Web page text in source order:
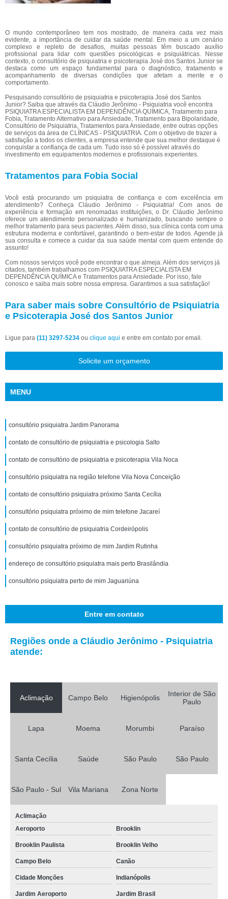
O mundo contemporâneo tem nos mostrado, de maneira cada vez mais
evidente, a importância de cuidar da saúde mental. Em meio a um cenário
complexo e repleto de desafios, muitas pessoas têm buscado auxílio
profissional para lidar com questões psicológicas e psiquiátricas. Nesse
contexto, o consultório de psiquiatria e psicoterapia José dos Santos Junior se
destaca como um espaço fundamental para o diagnóstico, tratamento e
acompanhamento de diversas condições que afetam a mente e o
comportamento.
Pesquisando consultório de psiquiatria e psicoterapia José dos Santos
Junior? Saiba que através da Cláudio Jerônimo - Psiquiatria você encontra
PSIQUIATRA ESPECIALISTA EM DEPENDÊNCIA QUÍMICA, Tratamento para
Fobia, Tratamento Alternativo para Ansiedade, Tratamento para Bipolaridade,
Consultório de Psiquiatria, Tratamentos para Ansiedade, entre outras opções
de serviços da área de CLÍNICAS - PSIQUIATRIA. Com o objetivo de trazer a
satisfação a todos os clientes, a empresa entende que sua melhor destaque é
conquistar a confiança de cada um. Tudo isso só é possível através do
investimento em equipamentos modernos e profissionais experientes.
Tratamentos para Fobia Social
Você está procurando um psiquiatra de confiança e com excelência em
atendimento? Conheça Cláudio Jerônimo - Psiquiatria! Com anos de
experiência e formação em renomadas instituições, o Dr. Cláudio Jerônimo
oferece um atendimento personalizado e humanizado, buscando sempre o
melhor tratamento para seus pacientes. Além disso, sua clínica conta com uma
estrutura moderna e confortável, garantindo o bem-estar de todos. Agende já
sua consulta e comece a cuidar da sua saúde mental com quem entende do
assunto!
Com nossos serviços você pode encontrar o que almeja. Além dos serviços já
citados, também trabalhamos com PSIQUIATRA ESPECIALISTA EM
DEPENDÊNCIA QUÍMICA e Tratamentos para Ansiedade. Por isso, fale
conosco e saiba mais sobre nossa empresa. Garantimos a sua satisfação!
Para saber mais sobre Consultório de Psiquiatria
e Psicoterapia José dos Santos Junior
Ligue para (11) 3297-5234 ou clique aqui e entre em contato por email.
Solicite um orçamento
MENU
consultório psiquiatra Jardim Panorama
contato de consultório de psiquiatria e psicologia Salto
contato de consultório de psiquiatria e psicoterapia Vila Noca
consultório psiquiatra na região telefone Vila Nova Conceição
contato de consultório psiquiatra próximo Santa Cecília
consultório psiquiatra próximo de mim telefone Jacareí
contato de consultório de psiquiatria Cordeirópolis
consultório psiquiatra próximo de mim Jardim Rutinha
endereço de consultório psiquiatra mais perto Brasilândia
consultório psiquiatra perto de mim Jaguariúna
Entre em contato
Regiões onde a Cláudio Jerônimo - Psiquiatria
atende:
Aclimação Campo Belo Higienópolis
Interior de São
Paulo
Lapa Moema Morumbi Paraíso
Santa Cecília Saúde São Paulo São Paulo
São Paulo - Sul Vila Mariana Zona Norte
Aclimação
Aeroporto
Brooklin
Brooklin Paulista Brooklin Velho
Campo Belo Canão
Cidade Monções Indianópolis
Jardim Aeroporto Jardim Brasil